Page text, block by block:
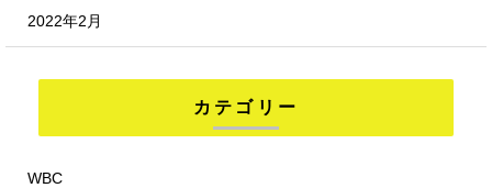
2022年2月
カテゴリー
WBC